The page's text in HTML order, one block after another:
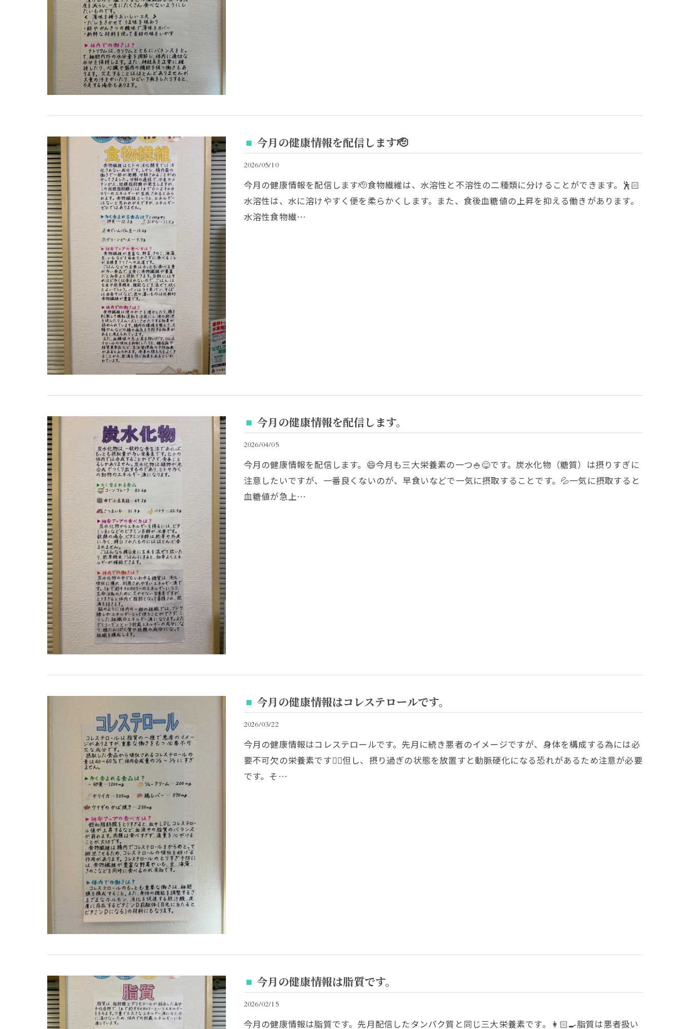
今月の健康情報を配信します🫡
2026/05/10
今月の健康情報を配信します🫡食物繊維は、水溶性と不溶性の二種類に分けることができます。🕺🏻
水溶性は、水に溶けやすく便を柔らかくします。また、食後血糖値の上昇を抑える働きがあります。
水溶性食物繊…
今月の健康情報を配信します。
2026/04/05
今月の健康情報を配信します。😄今月も三大栄養素の一つ🍚😋です。炭水化物（糖質）は摂りすぎに
注意したいですが、一番良くないのが、早食いなどで一気に摂取することです。💦一気に摂取すると
血糖値が急上…
今月の健康情報はコレステロールです。
2026/03/22
今月の健康情報はコレステロールです。先月に続き悪者のイメージですが、身体を構成する為には必
要不可欠の栄養素です👍🏽但し、摂り過ぎの状態を放置すと動脈硬化になる恐れがあるため注意が必要
です。そ…
今月の健康情報は脂質です。
2026/02/15
今月の健康情報は脂質です。先月配信したタンパク質と同じ三大栄養素です。👩🏻‍🍳脂質は悪者扱い